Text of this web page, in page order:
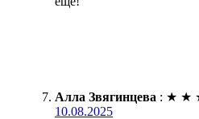
Алла Звягинцева : ★ ★
10.08.2025